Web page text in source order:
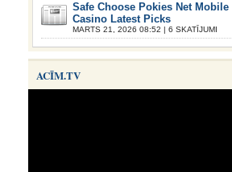
Safe Choose Pokies Net Mobile
Casino Latest Picks
MARTS 21, 2026 08:52 | 6 SKATĪJUMI
ACĪM.TV